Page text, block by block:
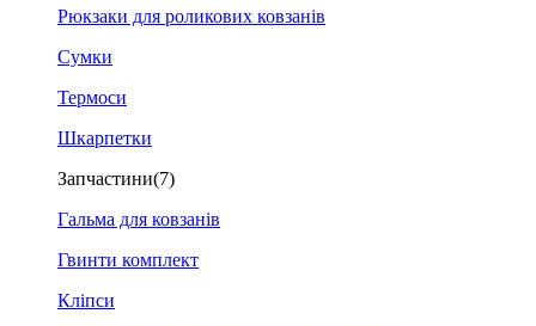
Рюкзаки для роликових ковзанів
Сумки
Термоси
Шкарпетки
Запчастини(7)
Гальма для ковзанів
Гвинти комплект
Кліпси